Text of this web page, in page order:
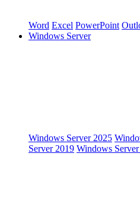
Word Excel PowerPoint
Windows Server
Windows Server 2025
Server 2019 Windows